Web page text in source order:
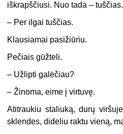
iškrapščiusi. Nuo tada – tuščias.
– Per ilgai tuščias.
Klausiamai pasižiūriu.
Pečiais gūžteli.
– Užlipti galėčiau?
–Žinoma, eime į virtuvę.
Atitraukiu staliuką, durų
sklendes, dideliu raktu vieną,